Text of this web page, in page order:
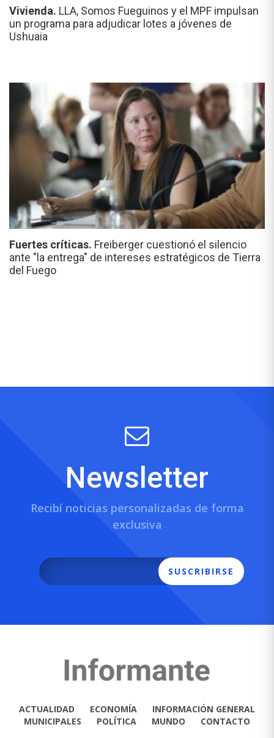
Vivienda. LLA, Somos Fueguinos y el MPF impulsan
un programa para adjudicar lotes a jóvenes de
Ushuaia
Fuertes críticas. Freiberger cuestionó el silencio
ante "la entrega" de intereses estratégicos de Tierra
del Fuego
Newsletter
Recibí noticias personalizadas de forma
exclusiva
SUSCRIBIRSE
ACTUALIDAD ECONOMÍA
INFORMACIÓN GENERAL
MUNICIPALES
POLÍTICA MUNDO CONTACTO